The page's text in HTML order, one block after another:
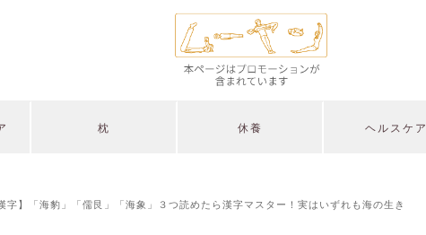
枕 休養 ヘルスケア
字】「海豹」「儒艮」「海象」３つ読めたら漢字マスター！実はいずれも海の生き